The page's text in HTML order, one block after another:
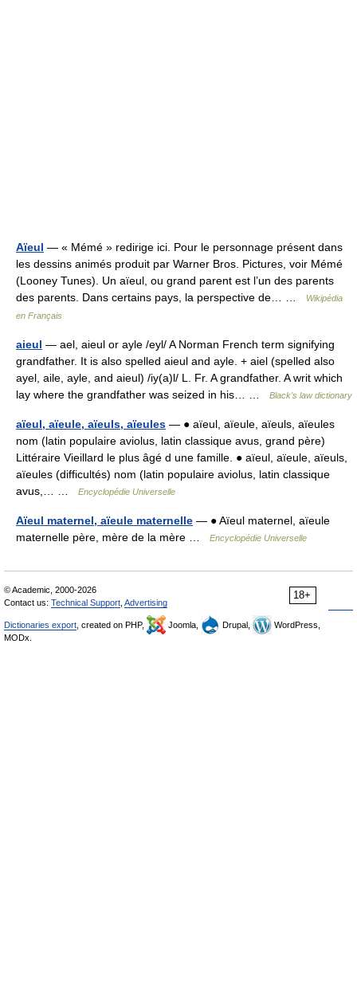
Aïeul — « Mémé » redirige ici. Pour le personnage présent dans
les dessins animés produit par Warner Bros. Pictures, voir Mémé
(Looney Tunes). Un aïeul, ou grand parent est l’un des parents
des parents. Dans certains pays, la perspective de… …
Wikipédia
en Français
aieul — ael, aieul or ayle /eyl/ A Norman French term signifying
grandfather. It is also spelled aieul and ayle. + aiel (spelled also
ayel, aile, ayle, and aieul) /iy(a)l/ L. Fr. A grandfather. A writ which
lay where the grandfather was seized in his… …
Black's law dictionary
aïeul, aïeule, aïeuls, aïeules — ● aïeul, aïeule, aïeuls, aïeules
nom (latin populaire aviolus, latin classique avus, grand père)
Littéraire Vieillard le plus âgé d une famille. ● aïeul, aïeule, aïeuls,
aïeules (difficultés) nom (latin populaire aviolus, latin classique
avus,… …
Encyclopédie Universelle
Aïeul maternel, aïeule maternelle — ● Aïeul maternel, aïeule
maternelle père, mère de la mère …
Encyclopédie Universelle
18+
© Academic, 2000-2026
Contact us: Technical Support Advertising
Dictionaries export , created on PHP, Joomla, Drupal,
WordPress,
MODx.